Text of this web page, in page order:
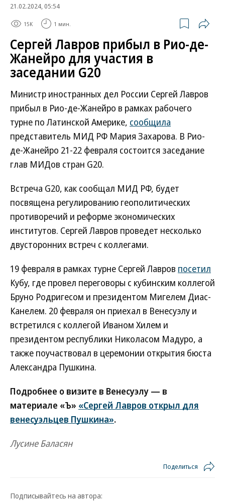
21.02.2024, 05:54
15K 1 мин.
Сергей Лавров прибыл в Рио-де-
Жанейро для участия в
заседании G20
Министр иностранных дел России Сергей Лавров
прибыл в Рио-де-Жанейро в рамках рабочего
турне по Латинской Америке, сообщила
представитель МИД РФ Мария Захарова. В Рио-
де-Жанейро 21-22 февраля состоится заседание
глав МИДов стран G20.
Встреча G20, как сообщал МИД РФ, будет
посвящена регулированию геополитических
противоречий и реформе экономических
институтов. Сергей Лавров проведет несколько
двусторонних встреч с коллегами.
19 февраля в рамках турне Сергей Лавров посетил
Кубу, где провел переговоры с кубинским коллегой
Бруно Родригесом и президентом Мигелем Диас-
Канелем. 20 февраля он приехал в Венесуэлу и
встретился с коллегой Иваном Хилем и
президентом республики Николасом Мадуро, а
также поучаствовал в церемонии открытия бюста
Александра Пушкина.
Подробнее о визите в Венесуэлу — в
материале «Ъ» «Сергей Лавров открыл для
венесуэльцев Пушкина».
Лусине Баласян
Поделиться
Подписывайтесь на автора: